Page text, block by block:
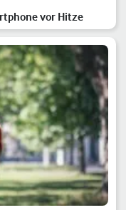
vor Hitze